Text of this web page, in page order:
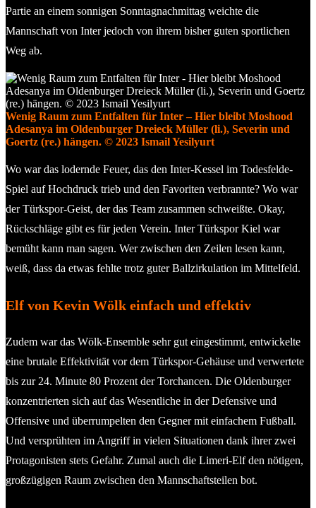
Partie an einem sonnigen Sonntagnachmittag weichte die
Mannschaft von Inter jedoch von ihrem bisher guten sportlichen
Weg ab.
Wenig Raum zum Entfalten für Inter – Hier bleibt Moshood
Adesanya im Oldenburger Dreieck Müller (li.), Severin und
Goertz (re.) hängen. © 2023 Ismail Yesilyurt
Wo war das lodernde Feuer, das den Inter-Kessel im Todesfelde-
Spiel auf Hochdruck trieb und den Favoriten verbrannte? Wo war
der Türkspor-Geist, der das Team zusammen schweißte. Okay,
Rückschläge gibt es für jeden Verein. Inter Türkspor Kiel war
bemüht kann man sagen. Wer zwischen den Zeilen lesen kann,
weiß, dass da etwas fehlte trotz guter Ballzirkulation im Mittelfeld.
Elf von Kevin Wölk einfach und effektiv
Zudem war das Wölk-Ensemble sehr gut eingestimmt, entwickelte
eine brutale Effektivität vor dem Türkspor-Gehäuse und verwertete
bis zur 24. Minute 80 Prozent der Torchancen. Die Oldenburger
konzentrierten sich auf das Wesentliche in der Defensive und
Offensive und überrumpelten den Gegner mit einfachem Fußball.
Und versprühten im Angriff in vielen Situationen dank ihrer zwei
Protagonisten stets Gefahr. Zumal auch die Limeri-Elf den nötigen,
großzügigen Raum zwischen den Mannschaftsteilen bot.